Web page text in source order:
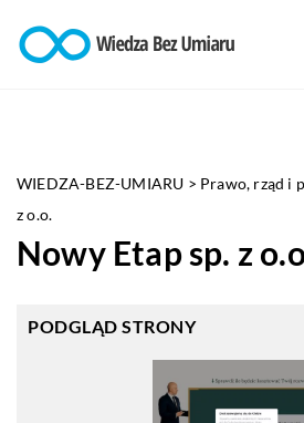
WIEDZA-BEZ-UMIARU > Prawo, rząd i
z o.o.
Nowy Etap sp. z
PODGLĄD STRONY